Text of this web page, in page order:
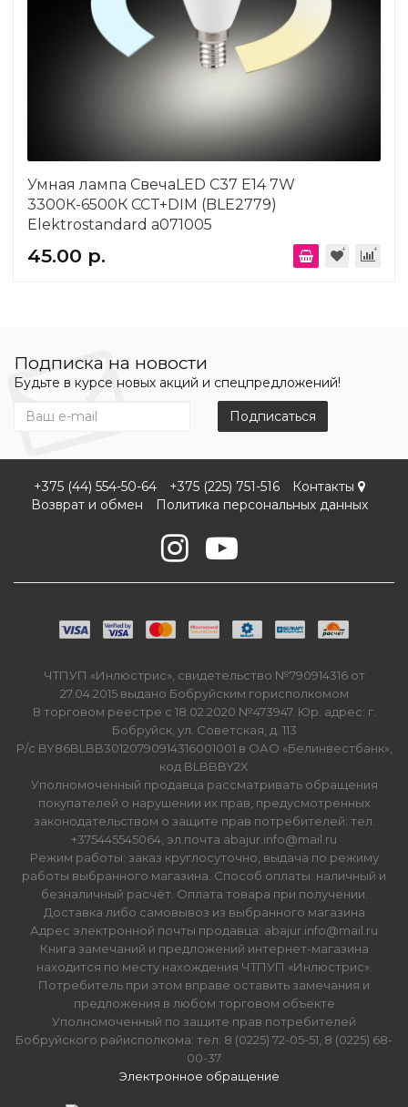
Умная лампа СвечаLED C37 Е14 7W
3300К-6500К CCT+DIM (BLE2779)
Elektrostandard a071005
45.00 р.
Подписка на новости
Будьте в курсе новых акций и спецпредложений!
Подписаться
+375 (44) 554-50-64 +375 (225) 751-516
Контакты
Возврат и обмен
Политика персональных данных
ЧТПУП «Инлюстрис», свидетельство №790914316 от
27.04.2015 выдано Бобруйским горисполкомом
В торговом реестре с 18.02.2020 №473947. Юр. адрес: г.
Бобруйск, ул. Советская, д. 113
Р/с BY86BLBB30120790914316001001 в ОАО «Белинвестбанк»,
код BLBBBY2X
Уполномоченный продавца рассматривать обращения
покупателей о нарушении их прав, предусмотренных
законодательством о защите прав потребителей: тел.
+375445545064, эл.почта abajur.info@mail.ru
Режим работы: заказ круглосуточно, выдача по режиму
работы выбранного магазина. Способ оплаты: наличный и
безналичный расчёт. Оплата товара при получении.
Доставка либо самовывоз из выбранного магазина
Адрес электронной почты продавца: abajur.info@mail.ru
Книга замечаний и предложений интернет-магазина
находится по месту нахождения ЧТПУП «Инлюстрис».
Потребитель при этом вправе оставить замечания и
предложения в любом торговом объекте
Уполномоченный по защите прав потребителей
Бобруйского райисполкома: тел. 8 (0225) 72-05-51, 8 (0225) 68-
00-37
Электронное обращение